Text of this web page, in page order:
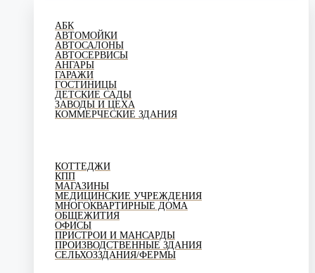
АБК
АВТОМОЙКИ
АВТОСАЛОНЫ
АВТОСЕРВИСЫ
АНГАРЫ
ГАРАЖИ
ГОСТИНИЦЫ
ДЕТСКИЕ САДЫ
ЗАВОДЫ И ЦЕХА
КОММЕРЧЕСКИЕ ЗДАНИЯ
КОТТЕДЖИ
КПП
МАГАЗИНЫ
МЕДИЦИНСКИЕ УЧРЕЖДЕНИЯ
МНОГОКВАРТИРНЫЕ ДОМА
ОБЩЕЖИТИЯ
ОФИСЫ
ПРИСТРОИ И МАНСАРДЫ
ПРОИЗВОДСТВЕННЫЕ ЗДАНИЯ
СЕЛЬХОЗЗДАНИЯ/ФЕРМЫ